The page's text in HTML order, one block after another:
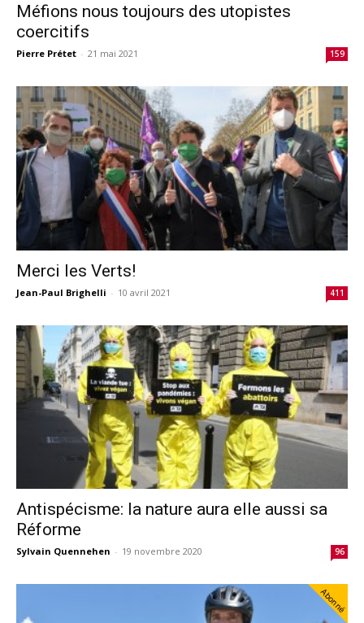
Méfions nous toujours des utopistes
coercitifs
Pierre Prétet - 21 mai 2021 159
Merci les Verts!
Jean-Paul Brighelli - 10 avril 2021 411
Antispécisme: la nature aura elle aussi sa
Réforme
Sylvain Quennehen - 19 novembre 2020 96
Abonné